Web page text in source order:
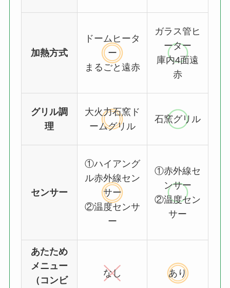
加熱方式
ドームヒータ
ー
まるごと遠赤
ガラス管ヒ
ーター
庫内4面遠
赤
グリル調
理
大火力石窯ド
ームグリル
石窯グリル
センサー
①ハイアング
ル赤外線セン
サー
②温度センサ
ー
①赤外線セ
ンサー
②温度セン
サー
あたため
メニュー
（コンビ
なし あり